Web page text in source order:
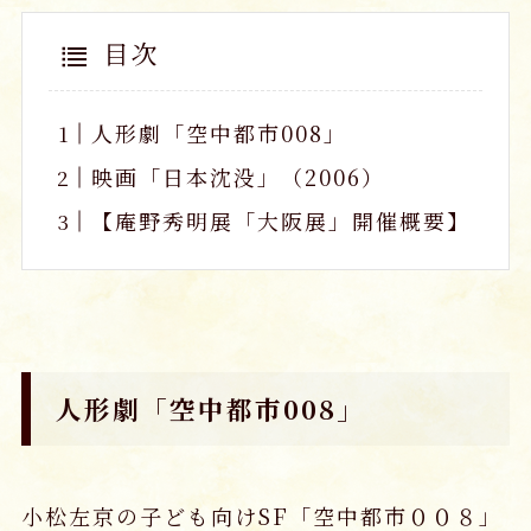
目次
人形劇「空中都市008」
映画「日本沈没」（2006）
【庵野秀明展「大阪展」開催概要】
人形劇「空中都市008」
小松左京の子ども向けSF「空中都市００８」